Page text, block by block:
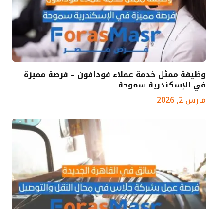
وظيفة ممثل خدمة عملاء فودافون – فرصة مميزة
في الإسكندرية سموحة
مارس 2, 2026